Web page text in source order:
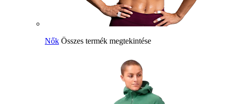
Nők Összes termék megtekintése